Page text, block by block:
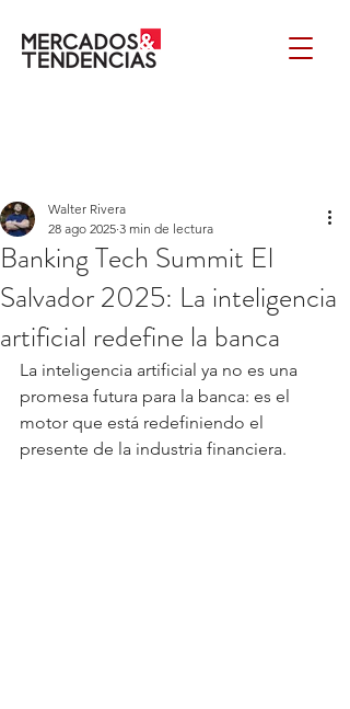
Banking Tech Summit El
Salvador 2025: La inteligencia
artificial redefine la banca
Walter Rivera
28 ago 2025 3 min de lectura
La inteligencia artificial ya no es una
promesa futura para la banca: es el
motor que está redefiniendo el
presente de la industria financiera.